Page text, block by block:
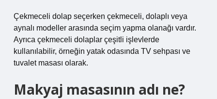
Çekmeceli dolap seçerken çekmeceli, dolaplı veya
aynalı modeller arasında seçim yapma olanağı vardır.
Ayrıca çekmeceli dolaplar çeşitli işlevlerde
kullanılabilir, örneğin yatak odasında TV sehpası ve
tuvalet masası olarak.
Makyaj masasının adı ne?